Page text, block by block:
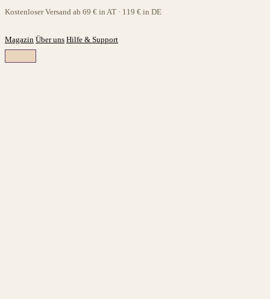
Zum
springen
Kostenloser Versand ab 69 € in AT · 119 € in DE
Magazin Über uns Hilfe & Support